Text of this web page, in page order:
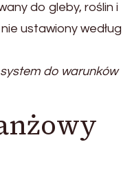
do gleby, roślin i
ustawiony według
do warunków